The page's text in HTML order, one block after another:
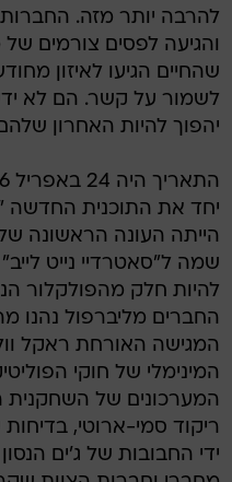
להרבה יותר מזה.
והגיעה לפסים צורמים
שהחיים הגיעו לאיזון
לשמור על קשר. הם לא
יהפוך להיות האחרון
הייתה העונה הראשונה
שמה ל"סאטרדיי נייט
להיות חלק מהפולקלור
החברים מליברפול נהנו
המגישה האורחת ראקל
המינימלי של חוקי
המערכונים של השחקנית
ריקוד סמי-ארוטי,
ידי החבובות של ג'ים